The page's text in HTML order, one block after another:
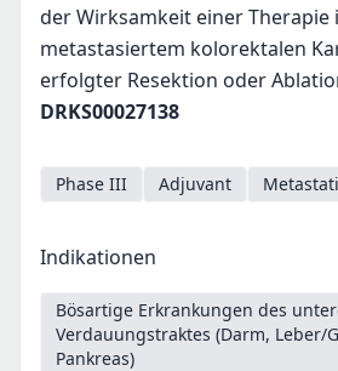
der Wirksamkeit einer Therapie
metastasiertem kolorektalen
erfolgter Resektion oder
DRKS00027138
Phase III Adjuvant
Indikationen
Bösartige Erkrankungen des
Verdauungstraktes (Darm, Leber/
Pankreas)